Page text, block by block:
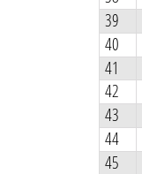
39
40
41
42
43
44
45